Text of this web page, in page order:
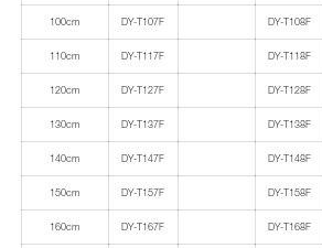
100cm DY-T107F DY-T108F
110cm DY-T117F DY-T118F
120cm DY-T127F DY-T128F
130cm DY-T137F DY-T138F
140cm DY-T147F DY-T148F
150cm DY-T157F DY-T158F
160cm DY-T167F DY-T168F